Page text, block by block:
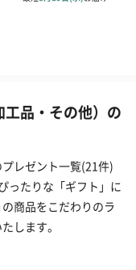
品・その他）の
レゼント一覧(21件)
ったりな「ギフト」に
商品をこだわりのラ
します。